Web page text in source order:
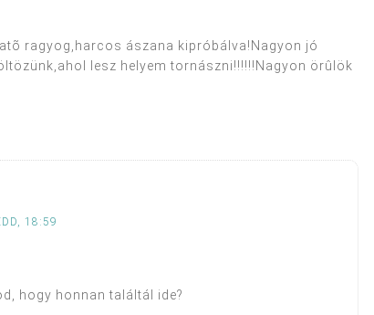
ragyog,harcos ászana kipróbálva!Nagyon jó
lesz helyem tornászni!!!!!!Nagyon örûlök
18:59
hogy honnan találtál ide?